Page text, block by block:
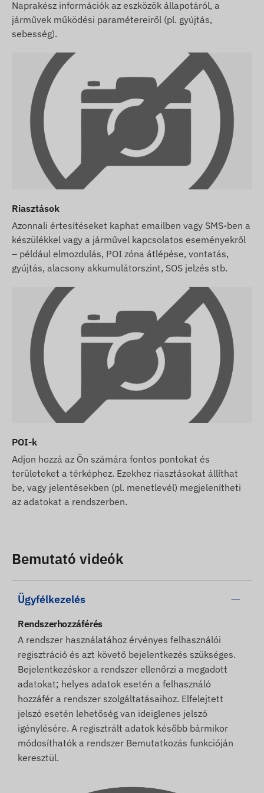
melyek nem minden esetben pontosak,
hibamentesek. A gyártó fenntartja a jogot, hogy
előzetes értesítés nélkül módosítson a termék
egyes paraméterein vagy csomagolásán - az
ezekkel kapcsolatos adatok aktualizálása
weblapunkon a változások észlelése és
kiértékelése után történik meg.
Naprakész információk az eszközök állapotáról, a
járművek működési paramétereiről (pl. gyújtás,
sebesség).
Riasztások
Azonnali értesítéseket kaphat emailben vagy SMS-ben a
készülékkel vagy a járművel kapcsolatos eseményekről
– például elmozdulás, POI zóna átlépése, vontatás,
gyújtás, alacsony akkumulátorszint, SOS jelzés stb.
POI-k
Adjon hozzá az Ön számára fontos pontokat és
területeket a térképhez. Ezekhez riasztásokat állíthat
be, vagy jelentésekben (pl. menetlevél) megjelenítheti
az adatokat a rendszerben.
Bemutató videók
Ügyfélkezelés
Rendszerhozzáférés
A rendszer használatához érvényes felhasználói
regisztráció és azt követő bejelentkezés szükséges.
Bejelentkezéskor a rendszer ellenőrzi a megadott
adatokat; helyes adatok esetén a felhasználó
hozzáfér a rendszer szolgáltatásaihoz. Elfelejtett
jelszó esetén lehetőség van ideiglenes jelszó
igénylésére. A regisztrált adatok később bármikor
módosíthatók a rendszer Bemutatkozás funkcióján
keresztül.